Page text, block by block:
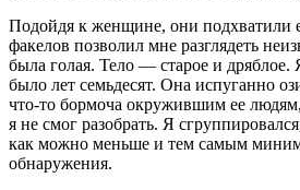
Подойдя к женщине, они подхватили
факелов позволил мне разглядеть
была голая. Тело — старое и дряблое.
было лет семьдесят. Она испуганно
что-то бормоча окружившим ее
я не смог разобрать. Я
как можно меньше и тем самым
обнаружения.